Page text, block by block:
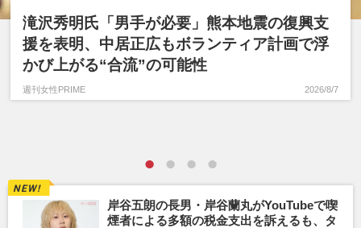
滝沢秀明氏「男手が必要」熊本地震の復興支
援を表明、中居正広もボランティア計画で浮
かび上がる“合流”の可能性
週刊女性PRIME 2026/8/7
岸谷五朗の長男・岸谷蘭丸がYouTubeで喫
煙者による多額の税金支出を訴えるも、タ